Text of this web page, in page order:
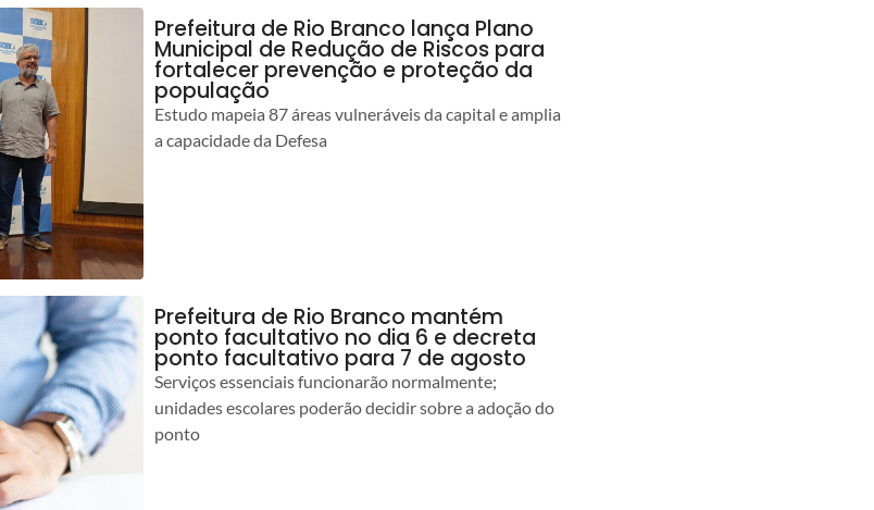
Prefeitura de Rio Branco lança Plano
Municipal de Redução de Riscos para
fortalecer prevenção e proteção da
população
Estudo mapeia 87 áreas vulneráveis da capital e amplia
a capacidade da Defesa
Prefeitura de Rio Branco mantém
ponto facultativo no dia 6 e decreta
ponto facultativo para 7 de agosto
Serviços essenciais funcionarão normalmente;
unidades escolares poderão decidir sobre a adoção do
ponto